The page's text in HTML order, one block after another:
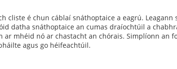
é chun cáblaí snáthoptaice a eagrú. Leagann
datha snáthoptaice an cumas draíochtúil a
mhéid nó ar chastacht an chórais. Simplíonn an
agus go héifeachtúil.